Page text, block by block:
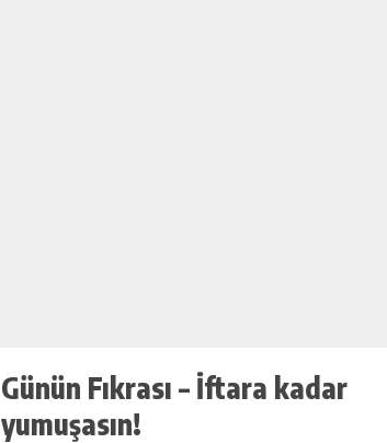
Günün Fıkrası – İftara kadar
yumuşasın!